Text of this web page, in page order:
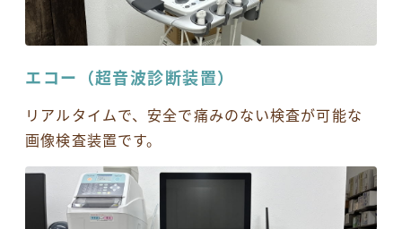
エコー（超音波診断装置）
リアルタイムで、安全で痛みのない検査が可能な
画像検査装置です。